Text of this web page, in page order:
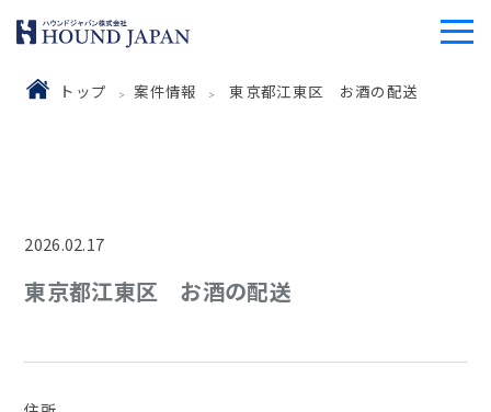
トップ 案件情報 東京都江東区 お酒の配送
2026.02.17
東京都江東区 お酒の配送